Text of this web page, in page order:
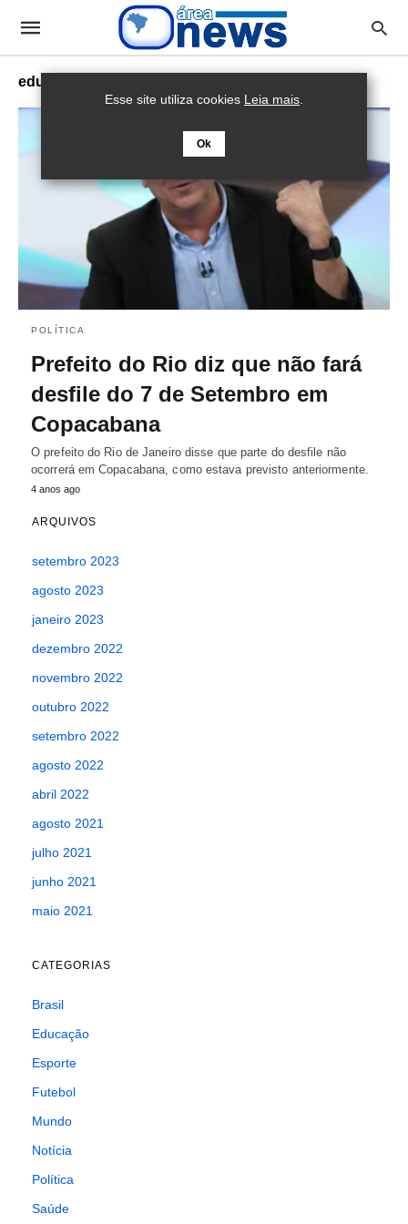
eduardo paes
POLÍTICA
Prefeito do Rio diz que não fará
desfile do 7 de Setembro em
Copacabana
O prefeito do Rio de Janeiro disse que parte do desfile não
ocorrerá em Copacabana, como estava previsto anteriormente.
4 anos ago
ARQUIVOS
setembro 2023
agosto 2023
janeiro 2023
dezembro 2022
novembro 2022
outubro 2022
setembro 2022
agosto 2022
abril 2022
agosto 2021
julho 2021
junho 2021
maio 2021
CATEGORIAS
Brasil
Educação
Esporte
Futebol
Mundo
Notícia
Política
Saúde
Esse site utiliza cookies Leia mais.
Ok